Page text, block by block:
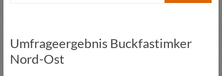
Umfrageergebnis Buckfastimker
Nord-Ost